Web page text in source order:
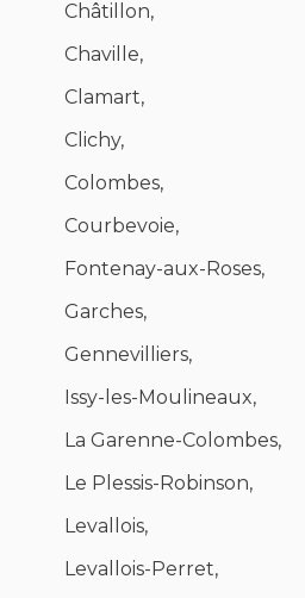
Châtillon,
Chaville,
Clamart,
Clichy,
Colombes,
Courbevoie,
Fontenay-aux-Roses,
Garches,
Gennevilliers,
Issy-les-Moulineaux,
La Garenne-Colombes,
Le Plessis-Robinson,
Levallois,
Levallois-Perret,